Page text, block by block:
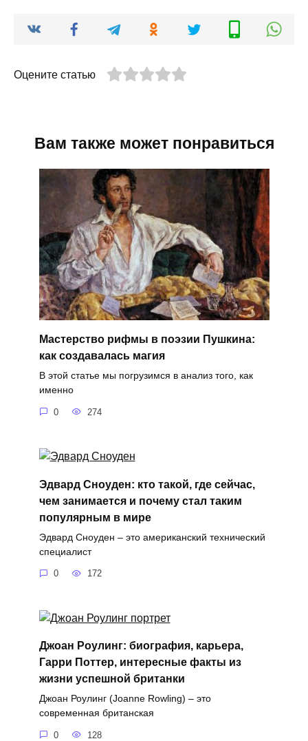
Оцените статью
Вам также может понравиться
Мастерство рифмы в поэзии Пушкина:
как создавалась магия
В этой статье мы погрузимся в анализ того, как
именно
0 274
Эдвард Сноуден: кто такой, где сейчас,
чем занимается и почему стал таким
популярным в мире
Эдвард Сноуден – это американский технический
специалист
0 172
Джоан Роулинг: биография, карьера,
Гарри Поттер, интересные факты из
жизни успешной британки
Джоан Роулинг (Joanne Rowling) – это
современная британская
0 128